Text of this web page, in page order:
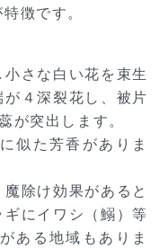
徴です。
さな白い花を束生
４深裂花し、被片
が突出します。
に似た芳香がありま
除け効果があると
にイワシ（鰯）等
ある地域もありま